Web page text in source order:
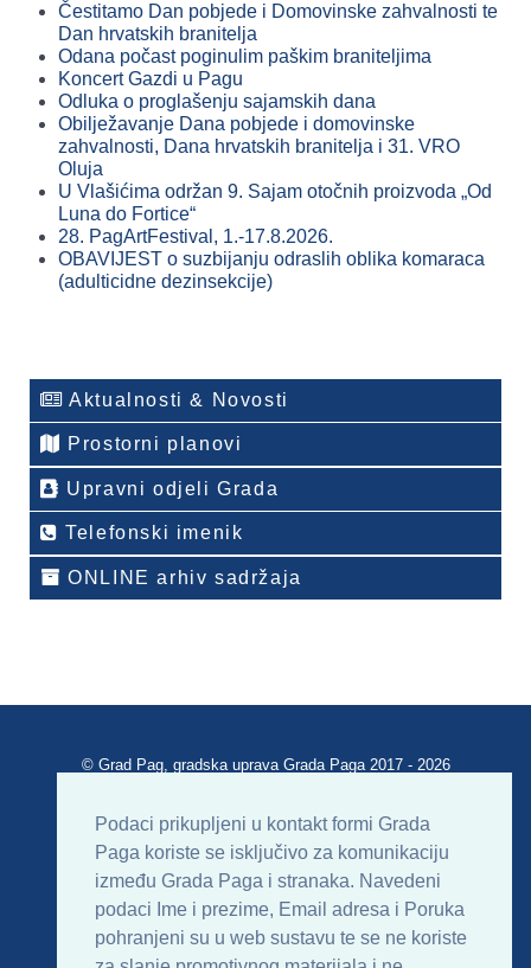
Podaci prikupljeni u kontakt formi Grada
Paga koriste se isključivo za komunikaciju
između Grada Paga i stranaka. Navedeni
podaci Ime i prezime, Email adresa i Poruka
pohranjeni su u web sustavu te se ne koriste
Čestitamo Dan pobjede i Domovinske zahvalnosti te
Dan hrvatskih branitelja
Odana počast poginulim paškim braniteljima
Koncert Gazdi u Pagu
Odluka o proglašenju sajamskih dana
Obilježavanje Dana pobjede i domovinske
zahvalnosti, Dana hrvatskih branitelja i 31. VRO
Oluja
U Vlašićima održan 9. Sajam otočnih proizvoda „Od
Luna do Fortice“
28. PagArtFestival, 1.-17.8.2026.
OBAVIJEST o suzbijanju odraslih oblika komaraca
(adulticidne dezinsekcije)
Aktualnosti & Novosti
Prostorni planovi
Upravni odjeli Grada
Telefonski imenik
ONLINE arhiv sadržaja
© Grad Pag, gradska uprava Grada Paga 2017 - 2026
Uvjeti korištenja Impressum
Kontakt
Sitemap
RSS